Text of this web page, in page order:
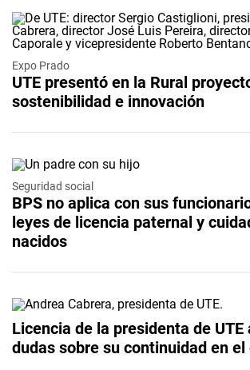
Expo Prado
UTE presentó en la Rural
sostenibilidad e innovación
Seguridad social
BPS no aplica con sus
leyes de licencia paternal y
nacidos
Licencia de la presidenta de UTE
dudas sobre su continuidad en el